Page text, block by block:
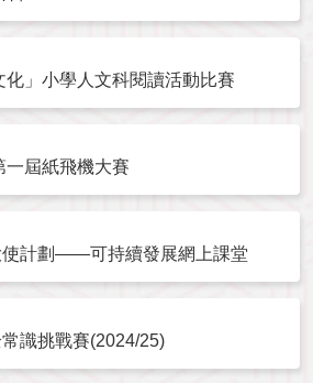
化」小學人文科閱讀活動比賽
一屆紙飛機大賽
使計劃——可持續發展網上課堂
識挑戰賽(2024/25)